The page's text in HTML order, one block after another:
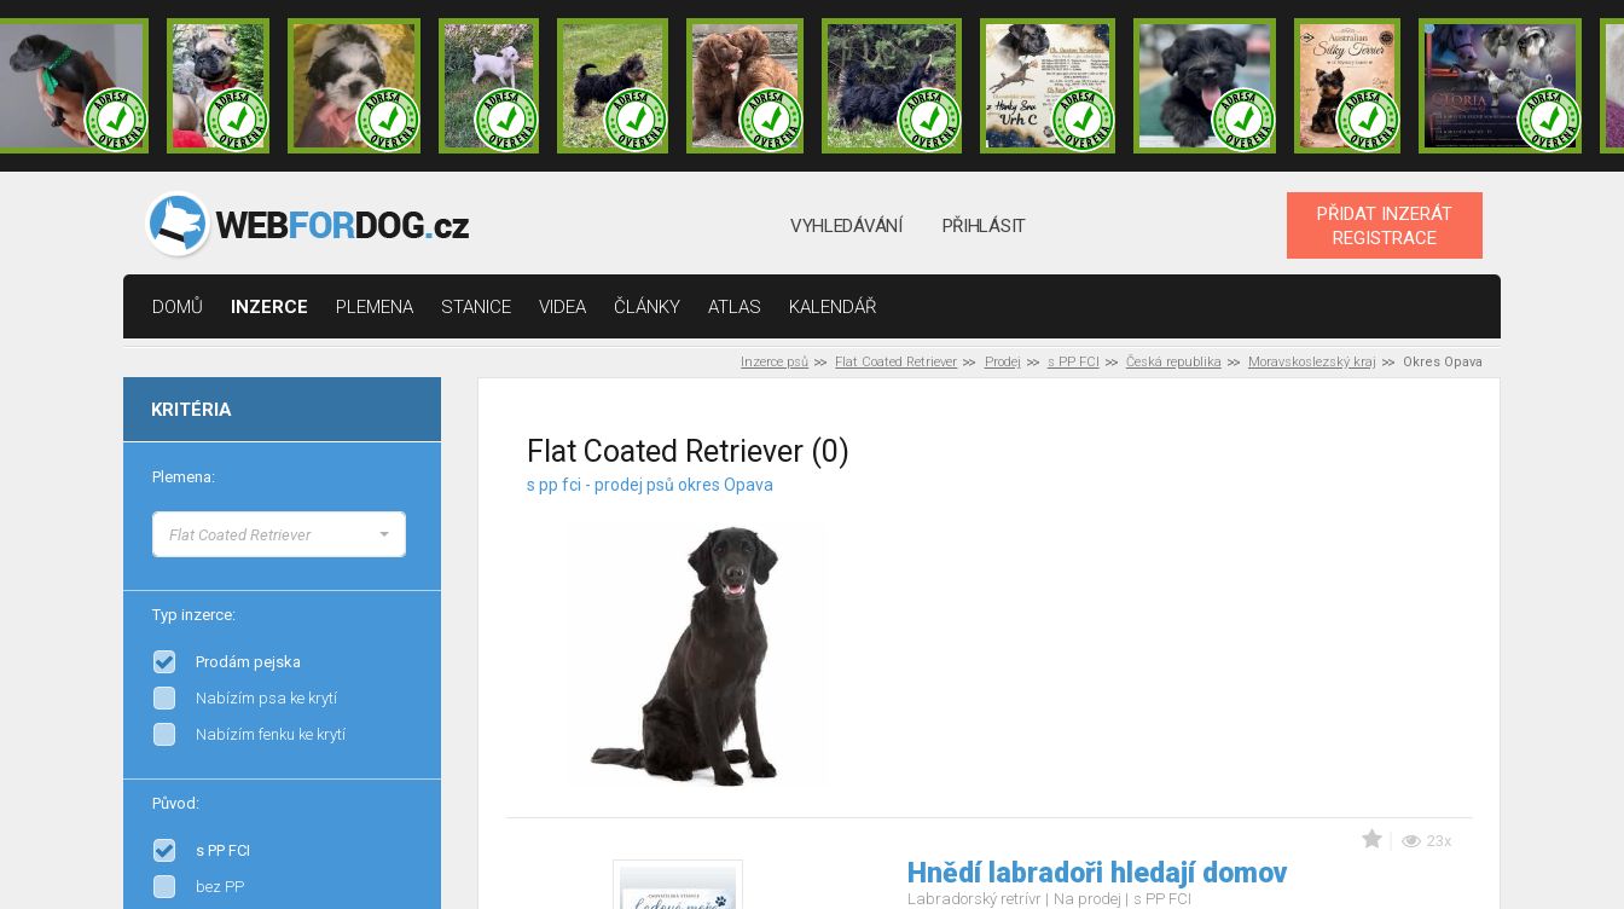
VYHLEDÁVÁNÍ PŘIHLÁSIT
PŘIDAT INZERÁT
REGISTRACE
DOMŮ INZERCE PLEMENA STANICE VIDEA ČLÁNKY ATLAS KALENDÁŘ
Inzerce psů Flat Coated Retriever Prodej s PP FCI Česká republika Moravskoslezský kraj Okres Opava
KRITÉRIA
Plemena:
Flat Coated Retriever
Typ inzerce:
Prodám pejska
Nabízím psa ke krytí
Nabízím fenku ke krytí
Původ:
s PP FCI
bez PP
Flat Coated Retriever (0)
s pp fci - prodej psů okres Opava
23x
Hnědí labradoři hledají domov
Labradorský retrívr Na prodej s PP FCI